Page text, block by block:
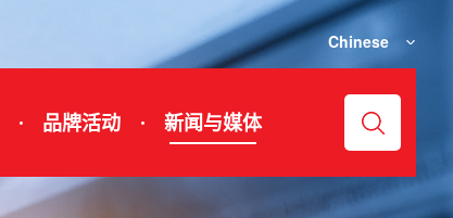
Chinese
品牌活动 新闻与媒体